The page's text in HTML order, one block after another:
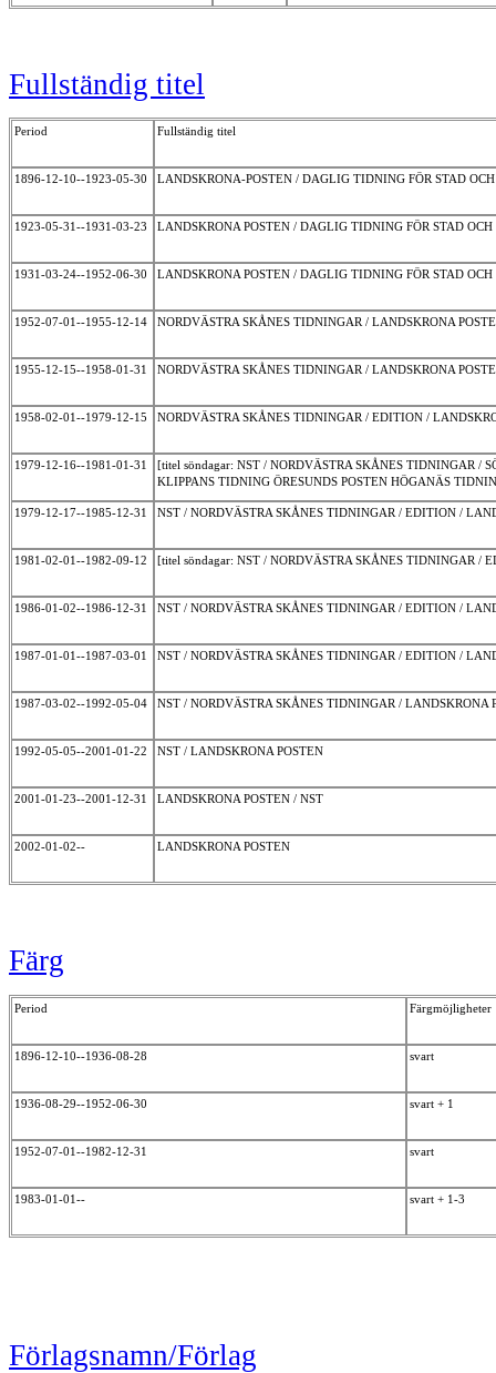
Fullständig titel
Period Fullständig titel
1896-12-10--1923-05-30 LANDSKRONA-POSTEN / DAGLIG TIDNING FÖR STAD
1923-05-31--1931-03-23 LANDSKRONA POSTEN / DAGLIG TIDNING FÖR STAD
1931-03-24--1952-06-30 LANDSKRONA POSTEN / DAGLIG TIDNING FÖR STAD
1952-07-01--1955-12-14 NORDVÄSTRA SKÅNES TIDNINGAR / LANDSKRONA
1955-12-15--1958-01-31 NORDVÄSTRA SKÅNES TIDNINGAR / LANDSKRONA
1958-02-01--1979-12-15 NORDVÄSTRA SKÅNES TIDNINGAR / EDITION /
1979-12-16--1981-01-31
[titel söndagar: NST / NORDVÄSTRA SKÅNES TIDNINGAR /
KLIPPANS TIDNING ÖRESUNDS POSTEN HÖGANÄS
1979-12-17--1985-12-31 NST / NORDVÄSTRA SKÅNES TIDNINGAR / EDITION /
1981-02-01--1982-09-12 [titel söndagar: NST / NORDVÄSTRA SKÅNES TIDNINGAR /
1986-01-02--1986-12-31 NST / NORDVÄSTRA SKÅNES TIDNINGAR / EDITION /
1987-01-01--1987-03-01 NST / NORDVÄSTRA SKÅNES TIDNINGAR / EDITION /
1987-03-02--1992-05-04 NST / NORDVÄSTRA SKÅNES TIDNINGAR / LANDSKRONA
1992-05-05--2001-01-22 NST / LANDSKRONA POSTEN
2001-01-23--2001-12-31 LANDSKRONA POSTEN / NST
2002-01-02-- LANDSKRONA POSTEN
Färg
Period Färgmöjligheter
1896-12-10--1936-08-28 svart
1936-08-29--1952-06-30 svart + 1
1952-07-01--1982-12-31 svart
1983-01-01-- svart + 1-3
Förlagsnamn/Förlag